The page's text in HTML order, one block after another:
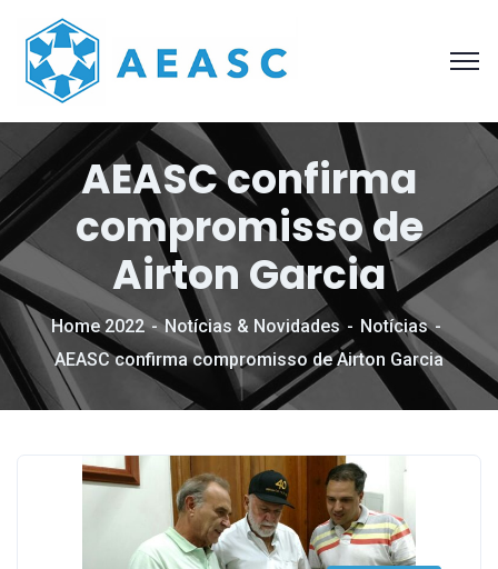
AEASC confirma
compromisso de
Airton Garcia
Home 2022 Notícias & Novidades
Notícias
AEASC confirma compromisso de Airton Garcia